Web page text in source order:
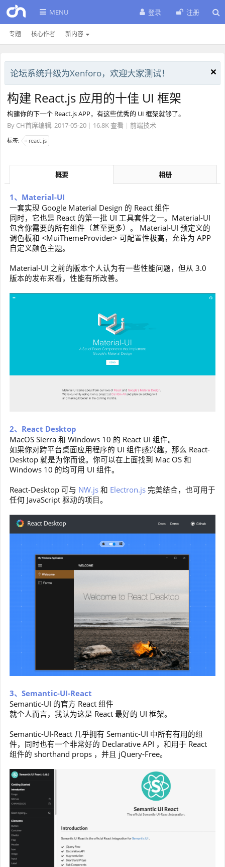
MENU
专题 核心作者 新内容
登录 注册
论坛系统升级为Xenforo，欢迎大家测试！
构建 React.js 应用的十佳 UI 框架
构建你的下一个 React.js APP，有这些优秀的 UI 框架就够了。
By CH首席编辑, 2017-05-20 | 16.8K 查看 | 前端技术
标签: react.js
概要 相册
1、Material-UI
一套实现 Google Material Design 的 React 组件
同时，它也是 React 的第一批 UI 工具套件之一。Material-UI
包含你需要的所有组件（甚至更多）。 Material-UI 预定义的
调色板和 <MuiThemeProvider> 可配置性极高，允许为 APP
自定义颜色主题。
Material-UI 之前的版本个人认为有一些性能问题，但从 3.0
版本的发布来看，性能有所改善。
2、React Desktop
MacOS Sierra 和 Windows 10 的 React UI 组件。
如果你对跨平台桌面应用程序的 UI 组件感兴趣，那么 React-
Desktop 就是为你而设。你可以在上面找到 Mac OS 和
Windows 10 的均可用 UI 组件。
React-Desktop 可与 NW.js 和 Electron.js 完美结合，也可用于
任何 JavaScript 驱动的项目。
3、Semantic-UI-React
Semantic-UI 的官方 React 组件
就个人而言，我认为这是 React 最好的 UI 框架。
Semantic-UI-React 几乎拥有 Semantic-UI 中所有有用的组
件，同时也有一个非常好的 Declarative API ，和用于 React
组件的 shorthand props ，并且 jQuery-Free。